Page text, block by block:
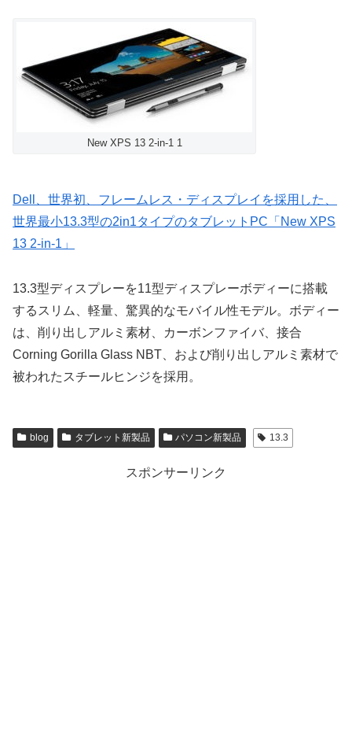
New XPS 13 2-in-1 1
Dell、世界初、フレームレス・ディスプレイを採用した、
世界最小13.3型の2in1タイプのタブレットPC「New XPS
13 2-in-1」
13.3型ディスプレーを11型ディスプレーボディーに搭載
するスリム、軽量、驚異的なモバイル性モデル。ボディー
は、削り出しアルミ素材、カーボンファイバ、接合
Corning Gorilla Glass NBT、および削り出しアルミ素材で
被われたスチールヒンジを採用。
blog タブレット新製品 パソコン新製品 13.3
スポンサーリンク